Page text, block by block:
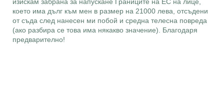
което има дълг към мен в размер на 21000 лева, отсъдени
от съда след нанесен ми побой и средна телесна повреда
(ако разбира се това има някакво значение). Благодаря
предварително!